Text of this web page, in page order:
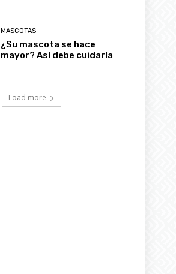
MASCOTAS
¿Su mascota se hace
mayor? Así debe cuidarla
Load more